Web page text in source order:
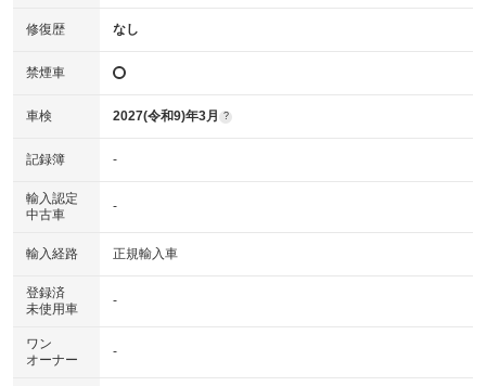
修復歴 なし
禁煙車
車検 2027(令和9)年3月 ?
記録簿 -
輸入認定
中古車
-
輸入経路 正規輸入車
登録済
未使用車
-
ワン
オーナー
-